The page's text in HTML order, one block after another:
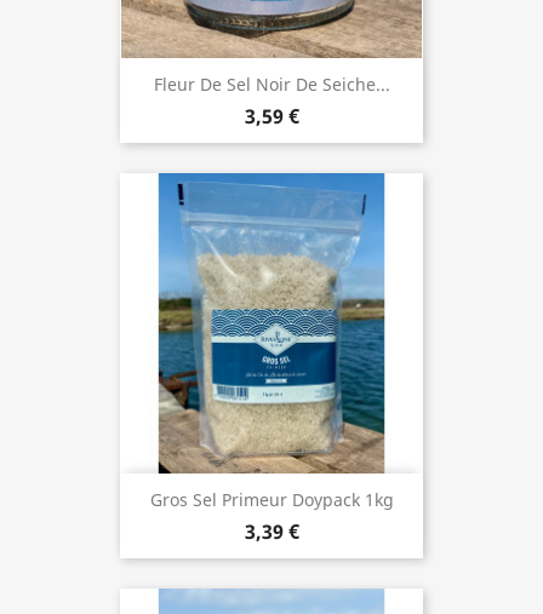
Fleur De Sel Noir De Seiche...
3,59 €
Gros Sel Primeur Doypack 1kg
3,39 €